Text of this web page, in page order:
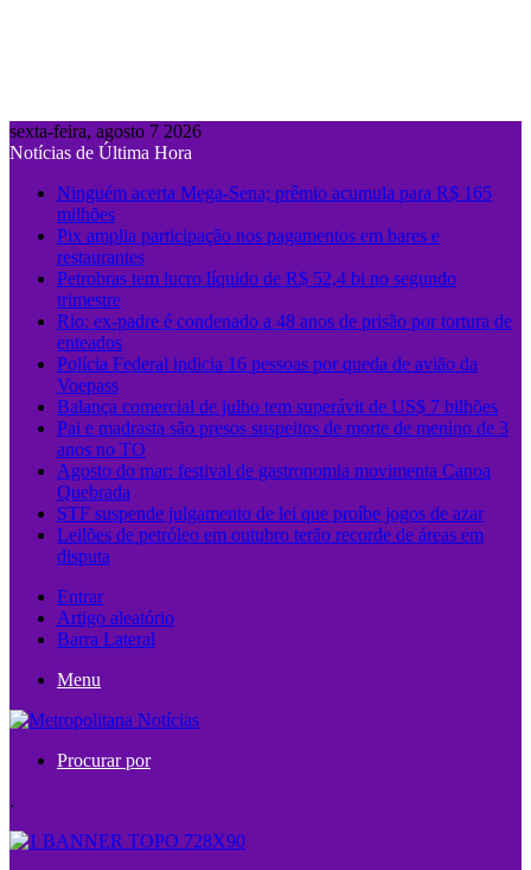
sexta-feira, agosto 7 2026
Notícias de Última Hora
Ninguém acerta Mega-Sena; prêmio acumula para R$ 165
milhões
Pix amplia participação nos pagamentos em bares e
restaurantes
Petrobras tem lucro líquido de R$ 52,4 bi no segundo
trimestre
Rio: ex-padre é condenado a 48 anos de prisão por tortura de
enteados
Polícia Federal indicia 16 pessoas por queda de avião da
Voepass
Balança comercial de julho tem superávit de US$ 7 bilhões
Pai e madrasta são presos suspeitos de morte de menino de 3
anos no TO
Agosto do mar: festival de gastronomia movimenta Canoa
Quebrada
STF suspende julgamento de lei que proíbe jogos de azar
Leilões de petróleo em outubro terão recorde de áreas em
disputa
Entrar
Artigo aleatório
Barra Lateral
Menu
Procurar por
.